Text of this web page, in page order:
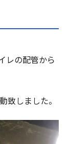
レの配管から
致しました。